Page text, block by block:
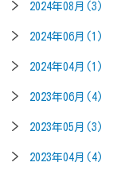
2024年08月(3)
2024年06月(1)
2024年04月(1)
2023年06月(4)
2023年05月(3)
2023年04月(4)